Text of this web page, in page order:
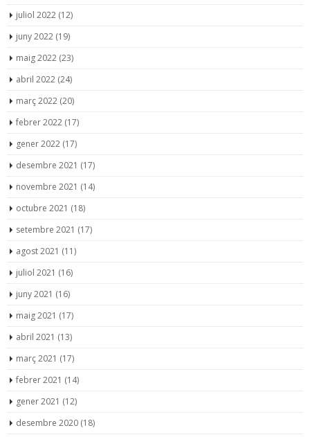
juliol 2022 (12)
juny 2022 (19)
maig 2022 (23)
abril 2022 (24)
març 2022 (20)
febrer 2022 (17)
gener 2022 (17)
desembre 2021 (17)
novembre 2021 (14)
octubre 2021 (18)
setembre 2021 (17)
agost 2021 (11)
juliol 2021 (16)
juny 2021 (16)
maig 2021 (17)
abril 2021 (13)
març 2021 (17)
febrer 2021 (14)
gener 2021 (12)
desembre 2020 (18)